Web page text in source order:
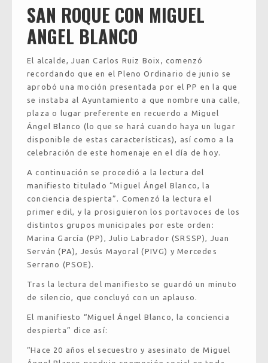
SAN ROQUE CON MIGUEL
ANGEL BLANCO
El alcalde, Juan Carlos Ruiz Boix, comenzó
recordando que en el Pleno Ordinario de junio se
aprobó una moción presentada por el PP en la que
se instaba al Ayuntamiento a que nombre una calle,
plaza o lugar preferente en recuerdo a Miguel
Ángel Blanco (lo que se hará cuando haya un lugar
disponible de estas características), así como a la
celebración de este homenaje en el día de hoy.
A continuación se procedió a la lectura del
manifiesto titulado “Miguel Ángel Blanco, la
conciencia despierta”. Comenzó la lectura el
primer edil, y la prosiguieron los portavoces de los
distintos grupos municipales por este orden:
Marina García (PP), Julio Labrador (SRSSP), Juan
Serván (PA), Jesús Mayoral (PIVG) y Mercedes
Serrano (PSOE).
Tras la lectura del manifiesto se guardó un minuto
de silencio, que concluyó con un aplauso.
El manifiesto “Miguel Ángel Blanco, la conciencia
despierta” dice así:
“Hace 20 años el secuestro y asesinato de Miguel